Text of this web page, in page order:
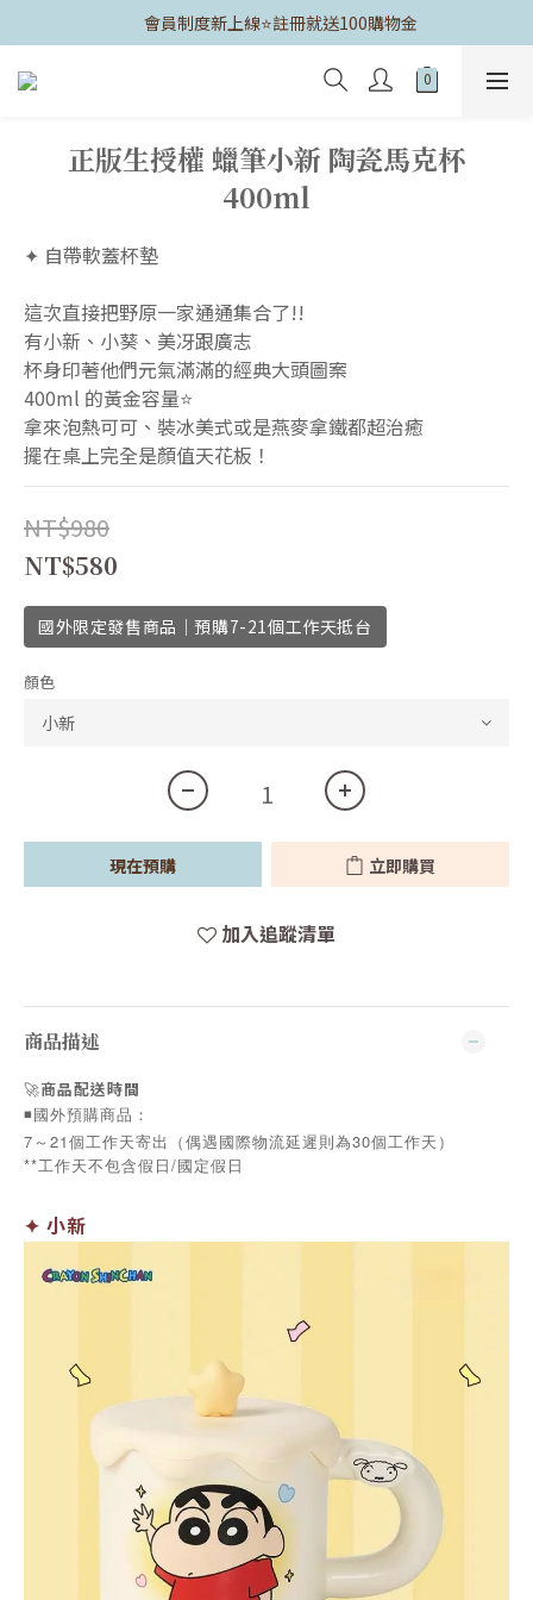
	會員制度新上線⭐️註冊就送100購物金
正版生授權 蠟筆小新 陶瓷馬克杯
400ml
✦ 自帶軟蓋杯墊
這次直接把野原一家通通集合了!!
有小新、小葵、美冴跟廣志
杯身印著他們元氣滿滿的經典大頭圖案
400ml 的黃金容量⭐️
拿來泡熱可可、裝冰美式或是燕麥拿鐵都超治癒
擺在桌上完全是顏值天花板！
NT$980
NT$580
國外限定發售商品｜預購7-21個工作天抵台
顏色
現在預購 立即購買
加入追蹤清單
商品描述
🚀商品配送時間
◾️國外預購商品：
7～21個工作天寄出（偶遇國際物流延遲則為30個工作天）
**工作天不包含假日/國定假日
✦ 小新